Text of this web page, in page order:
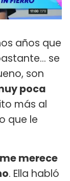
años que
se
son
poca
más al
que le
merece
. Ella habló